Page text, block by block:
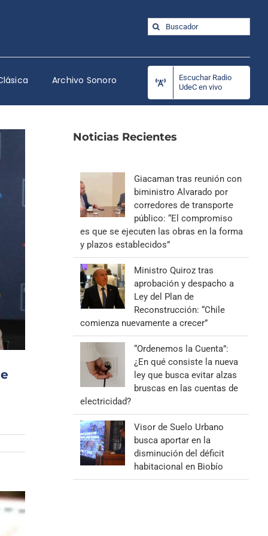
Buscar:
Archivo Sonoro
Escuchar Radio
UdeC en vivo
Noticias Recientes
Giacaman tras reunión con
biministro Alvarado por
corredores de transporte
público: “El compromiso
es que se ejecuten las obras en la forma
y plazos establecidos”
Ministro Quiroz tras
aprobación y despacho a
Ley del Plan de
Reconstrucción: “Chile
comienza nuevamente a crecer”
“Ordenemos la Cuenta”:
¿En qué consiste la nueva
ley que busca evitar alzas
bruscas en las cuentas de
electricidad?
Visor de Suelo Urbano
busca aportar en la
disminución del déficit
habitacional en Biobío